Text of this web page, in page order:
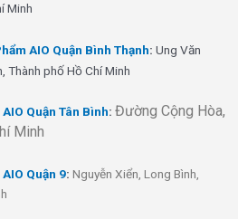
Minh
AIO Quận Bình Thạnh: Ung Văn
Thành phố Hồ Chí Minh
AIO Quận Tân Bình: Đường Cộng Hòa,
Minh
AIO Quận 9: Nguyễn Xiển, Long Bình,